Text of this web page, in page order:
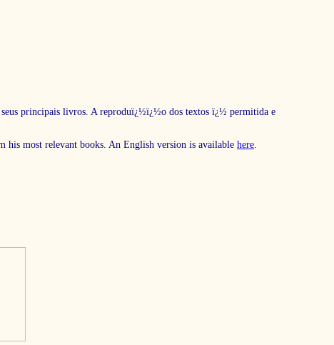
seus principais livros. A reproduï¿½ï¿½o dos textos ï¿½ permitida e
his most relevant books. An English version is available here.